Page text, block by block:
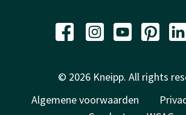
© 2026 Kneipp. All rights
Algemene voorwaarden